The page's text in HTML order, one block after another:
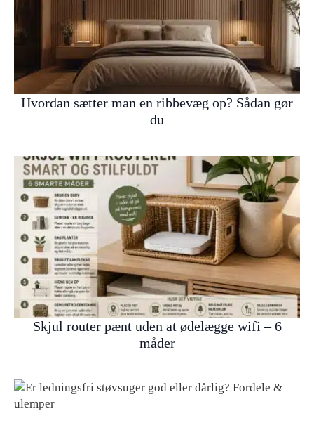
Hvordan sætter man en ribbevæg op? Sådan gør
du
Skjul router pænt uden at ødelægge wifi – 6
måder